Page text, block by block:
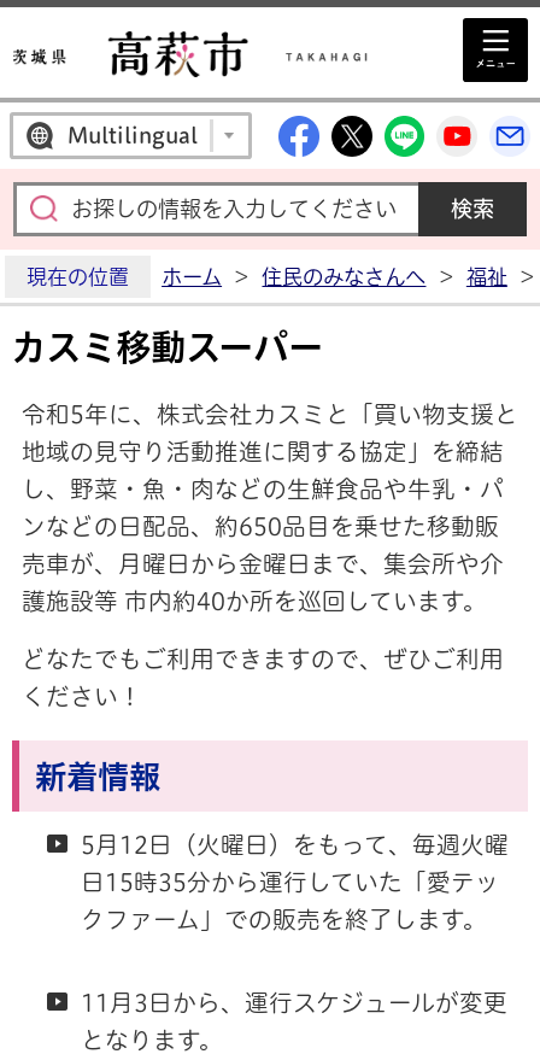
Multilingual 高萩市公式
高萩市公式X
高萩市
高
現在の位置 ホーム > 住民のみなさんへ > 福祉 >
カスミ移動スーパー
令和5年に、株式会社カスミと「買い物支援と
地域の見守り活動推進に関する協定」を締結
し、 野菜・魚・肉などの生鮮食品や牛乳・パ
ンなどの日配品、約650品目を乗せた移動販
売車が、月曜日から金曜日まで、集会所や介
護施設等 市内約40か所を巡回しています。
どなたでもご利用できますので、ぜひご利用
ください！
新着情報
5月12日（火曜日）をもって、毎週火曜
日15時35分から運行していた「愛テッ
クファーム」での販売を終了します。
11月3日から、運行スケジュールが変更
となります。